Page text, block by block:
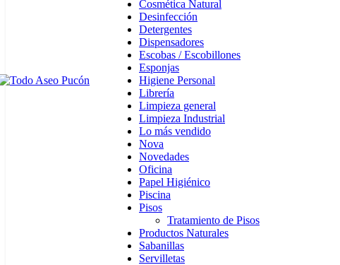
Cosmética Natural
Desinfección
Detergentes
Dispensadores
Escobas / Escobillones
Esponjas
Higiene Personal
Librería
Limpieza general
Limpieza Industrial
Lo más vendido
Nova
Novedades
Oficina
Papel Higiénico
Piscina
Pisos
Tratamiento de Pisos
Productos Naturales
Sabanillas
Servilletas